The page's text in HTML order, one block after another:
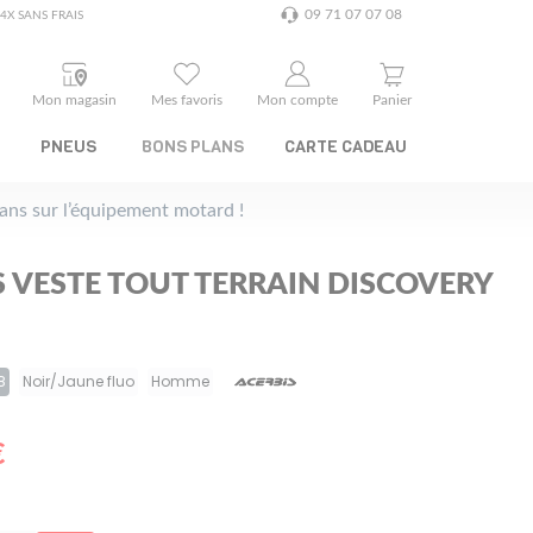
SANS FRAIS 09 71 07 07 08
Mon magasin Mes favoris Mon compte Panier
PNEUS BONS PLANS CARTE CADEAU
sur l’équipement motard !
VESTE TOUT TERRAIN DISCOVERY
Noir/Jaune fluo Homme